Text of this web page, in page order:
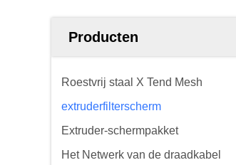
Producten
Roestvrij staal X Tend Mesh
extruderfilterscherm
Extruder-schermpakket
Het Netwerk van de draadkabel